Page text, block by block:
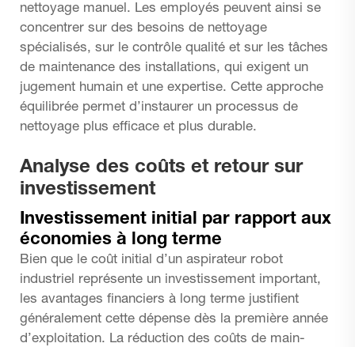
nettoyage manuel. Les employés peuvent ainsi se
concentrer sur des besoins de nettoyage
spécialisés, sur le contrôle qualité et sur les tâches
de maintenance des installations, qui exigent un
jugement humain et une expertise. Cette approche
équilibrée permet d’instaurer un processus de
nettoyage plus efficace et plus durable.
Analyse des coûts et retour sur
investissement
Investissement initial par rapport aux
économies à long terme
Bien que le coût initial d’un aspirateur robot
industriel représente un investissement important,
les avantages financiers à long terme justifient
généralement cette dépense dès la première année
d’exploitation. La réduction des coûts de main-